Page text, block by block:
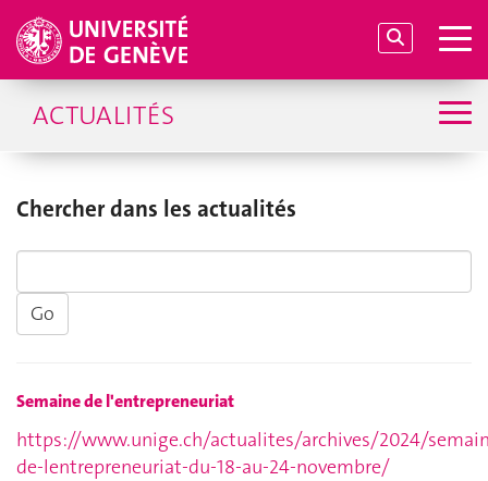
ACTUALITÉS
Chercher dans les actualités
Semaine de l'entrepreneuriat
https://www.unige.ch/actualites/archives/2024/
de-lentrepreneuriat-du-18-au-24-novembre/